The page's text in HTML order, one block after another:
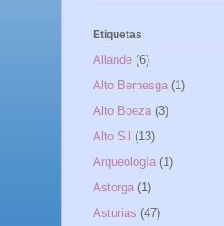
Etiquetas
Allande (6)
Alto Bernesga (1)
Alto Boeza (3)
Alto Sil (13)
Arqueología (1)
Astorga (1)
Asturias (47)